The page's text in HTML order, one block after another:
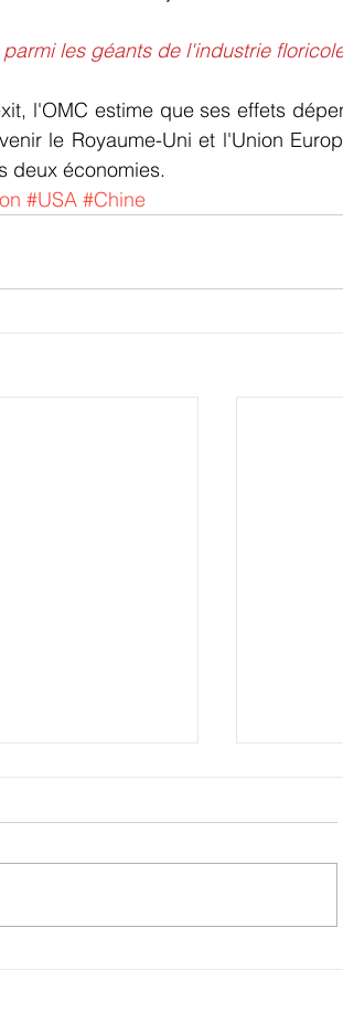
les géants de l'industrie
l'OMC estime que ses effets
le Royaume-Uni et l'Union
deux économies.
#USA #Chine